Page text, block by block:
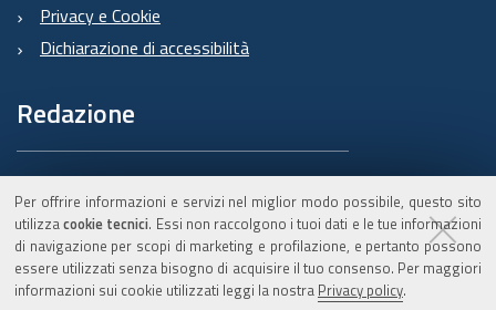
Per offrire informazioni e servizi nel miglior modo possibile, questo sito
utilizzacookie tecnici. Essi non raccolgono i tuoi dati e le tue informazioni
di navigazione per scopi di marketing e profilazione, e pertanto possono
essere utilizzati senza bisogno di acquisire il tuo consenso. Per maggiori
informazioni sui cookie utilizzati leggi la nostra Privacy policy.
Privacy e Cookie
Dichiarazione di accessibilità
Redazione
Informazioni sul Burert
e contatti